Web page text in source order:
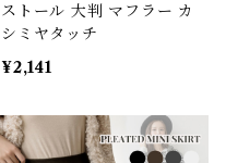
ストール 大判 マフラー カ
シミヤタッチ
¥2,141